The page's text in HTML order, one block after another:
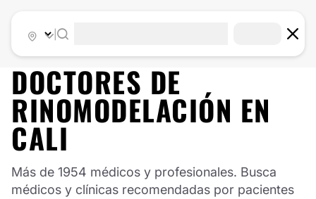
DOCTORES DE
RINOMODELACIÓN EN
CALI
Más de 1954 médicos y profesionales. Busca
médicos y clínicas recomendadas por pacientes